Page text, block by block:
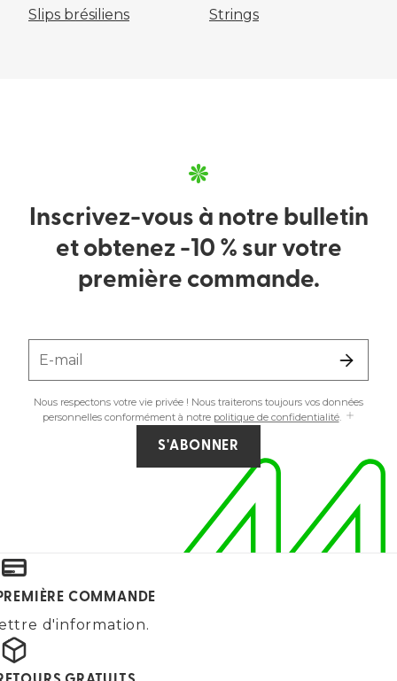
Slips brésiliens Strings
Inscrivez-vous à notre bulletin
et obtenez -10 % sur votre
première commande.
E-mail
Nous respectons votre vie privée ! Nous traiterons toujours vos données
personnelles conformément à notre politique de confidentialité.
S'ABONNER
COMMANDE
d'information.